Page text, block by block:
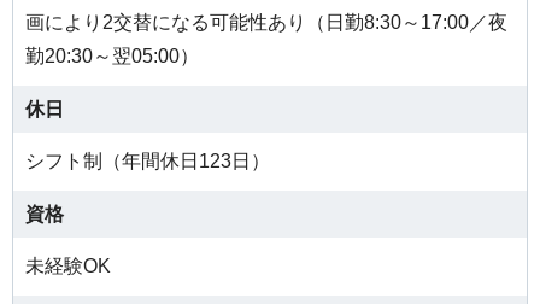
画により2交替になる可能性あり（日勤8:30～17:00／夜
勤20:30～翌05:00）
休日
シフト制（年間休日123日）
資格
未経験OK